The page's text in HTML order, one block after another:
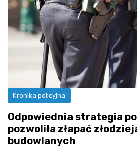
Kronika policyjna
Odpowiednia strategia
pozwoliła złapać
budowlanych